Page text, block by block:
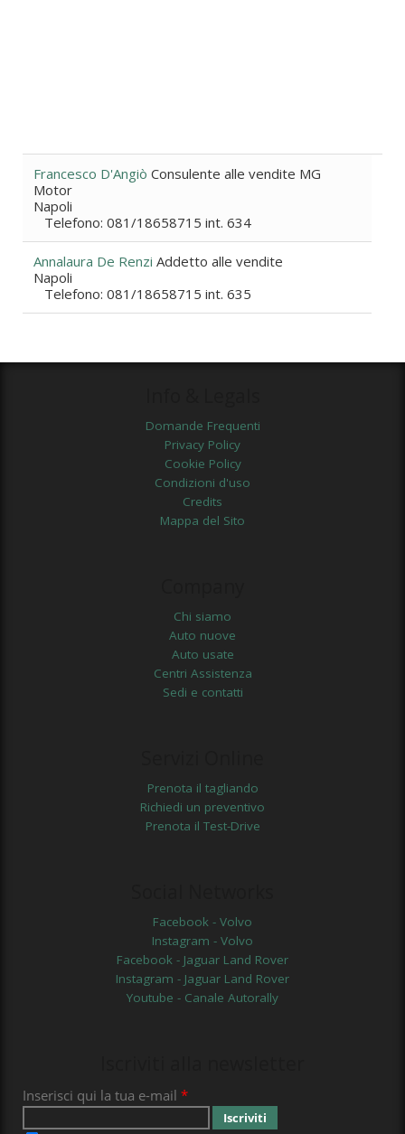
Francesco D'Angiò Consulente alle vendite MG
Motor
Napoli
Telefono: 081/18658715 int. 634
Annalaura De Renzi Addetto alle vendite
Napoli
Telefono: 081/18658715 int. 635
Domande Frequenti
Privacy Policy
Cookie Policy
Condizioni d'uso
Credits
Mappa del Sito
Chi siamo
Auto nuove
Auto usate
Centri Assistenza
Sedi e contatti
Prenota il tagliando
Richiedi un preventivo
Prenota il Test-Drive
Facebook - Volvo
Instagram - Volvo
Facebook - Jaguar Land Rover
Instagram - Jaguar Land Rover
Youtube - Canale Autorally